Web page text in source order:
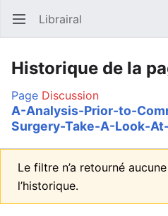
Ouvrir le menu principal Librairal
Historique de la
Page Discussion
A-Analysis-Prior-to-
Surgery-Take-A-Look-
Le filtre n’a retourné
l’historique.